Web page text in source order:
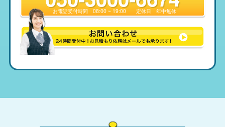
お電話受付時間08:00 ~ 19:00 定休日年中無休